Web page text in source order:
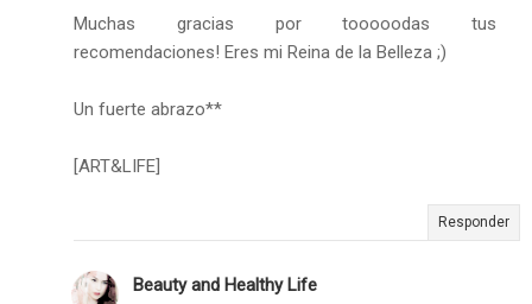
Muchas gracias por tooooodas tus
recomendaciones! Eres mi Reina de la Belleza ;)
Un fuerte abrazo**
[ART&LIFE]
Responder
Beauty and Healthy Life